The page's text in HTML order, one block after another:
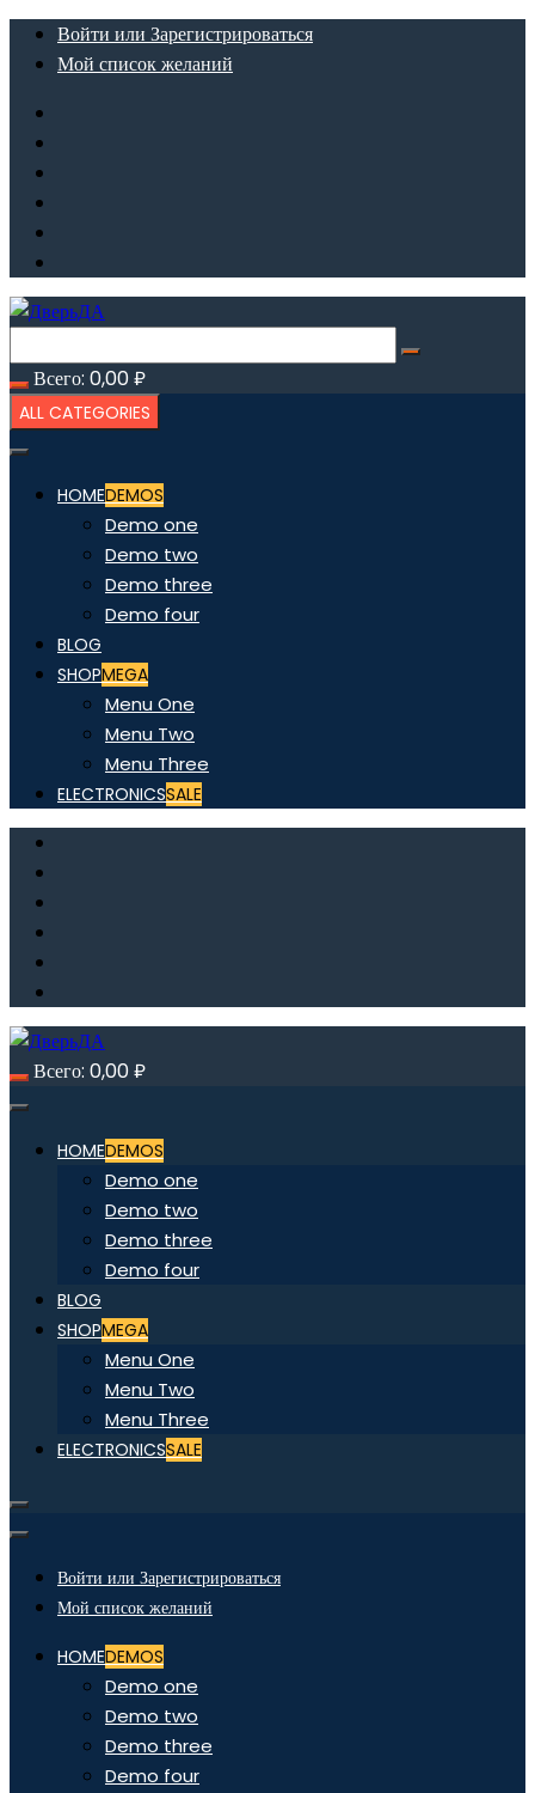
ПерейтиВойти или Зарегистрироваться
Мой список желаний
Всего: 0,00₽
ALL CATEGORIES
HOMEDEMOS
Demo one
Demo two
Demo three
Demo four
BLOG
SHOPMEGA
Menu One
Menu Two
Menu Three
ELECTRONICSSALE
Всего: 0,00₽
HOMEDEMOS
Demo one
Demo two
Demo three
Demo four
BLOG
SHOPMEGA
Menu One
Menu Two
Menu Three
ELECTRONICSSALE
Войти или Зарегистрироваться
Мой список желаний
HOMEDEMOS
Demo one
Demo two
Demo three
Demo four